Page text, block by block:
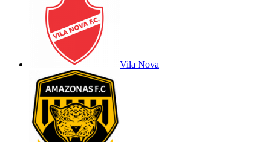
Vila Nova